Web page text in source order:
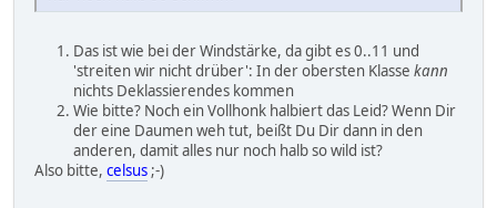
Das ist wie bei der Windstärke, da gibt es 0..11 und
'streiten wir nicht drüber': In der obersten Klasse kann
nichts Deklassierendes kommen
Wie bitte? Noch ein Vollhonk halbiert das Leid? Wenn Dir
der eine Daumen weh tut, beißt Du Dir dann in den
anderen, damit alles nur noch halb so wild ist?
Also bitte, celsus ;-)